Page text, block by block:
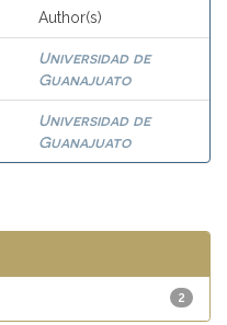
Author(s)
Universidad de
Guanajuato
Universidad de
Guanajuato
2